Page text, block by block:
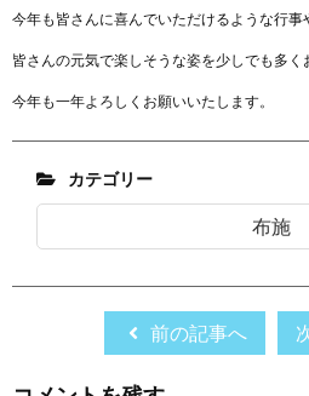
今年も皆さんに喜んでいただけるような行事
皆さんの元気で楽しそうな姿を少しでも多く
今年も一年よろしくお願いいたします。
カテゴリー
布施
前の記事へ